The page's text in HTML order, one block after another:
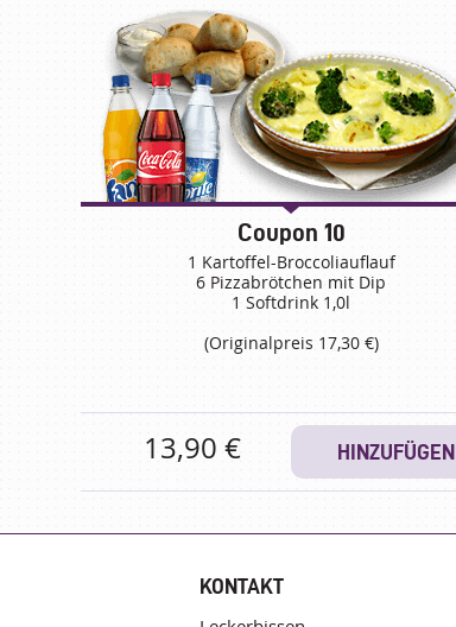
Coupon 10
1 Kartoffel-Broccoliauflauf
6 Pizzabrötchen mit Dip
1 Softdrink 1,0l
(Originalpreis 17,30 €)
13,90 € HINZUFÜGEN
KONTAKT